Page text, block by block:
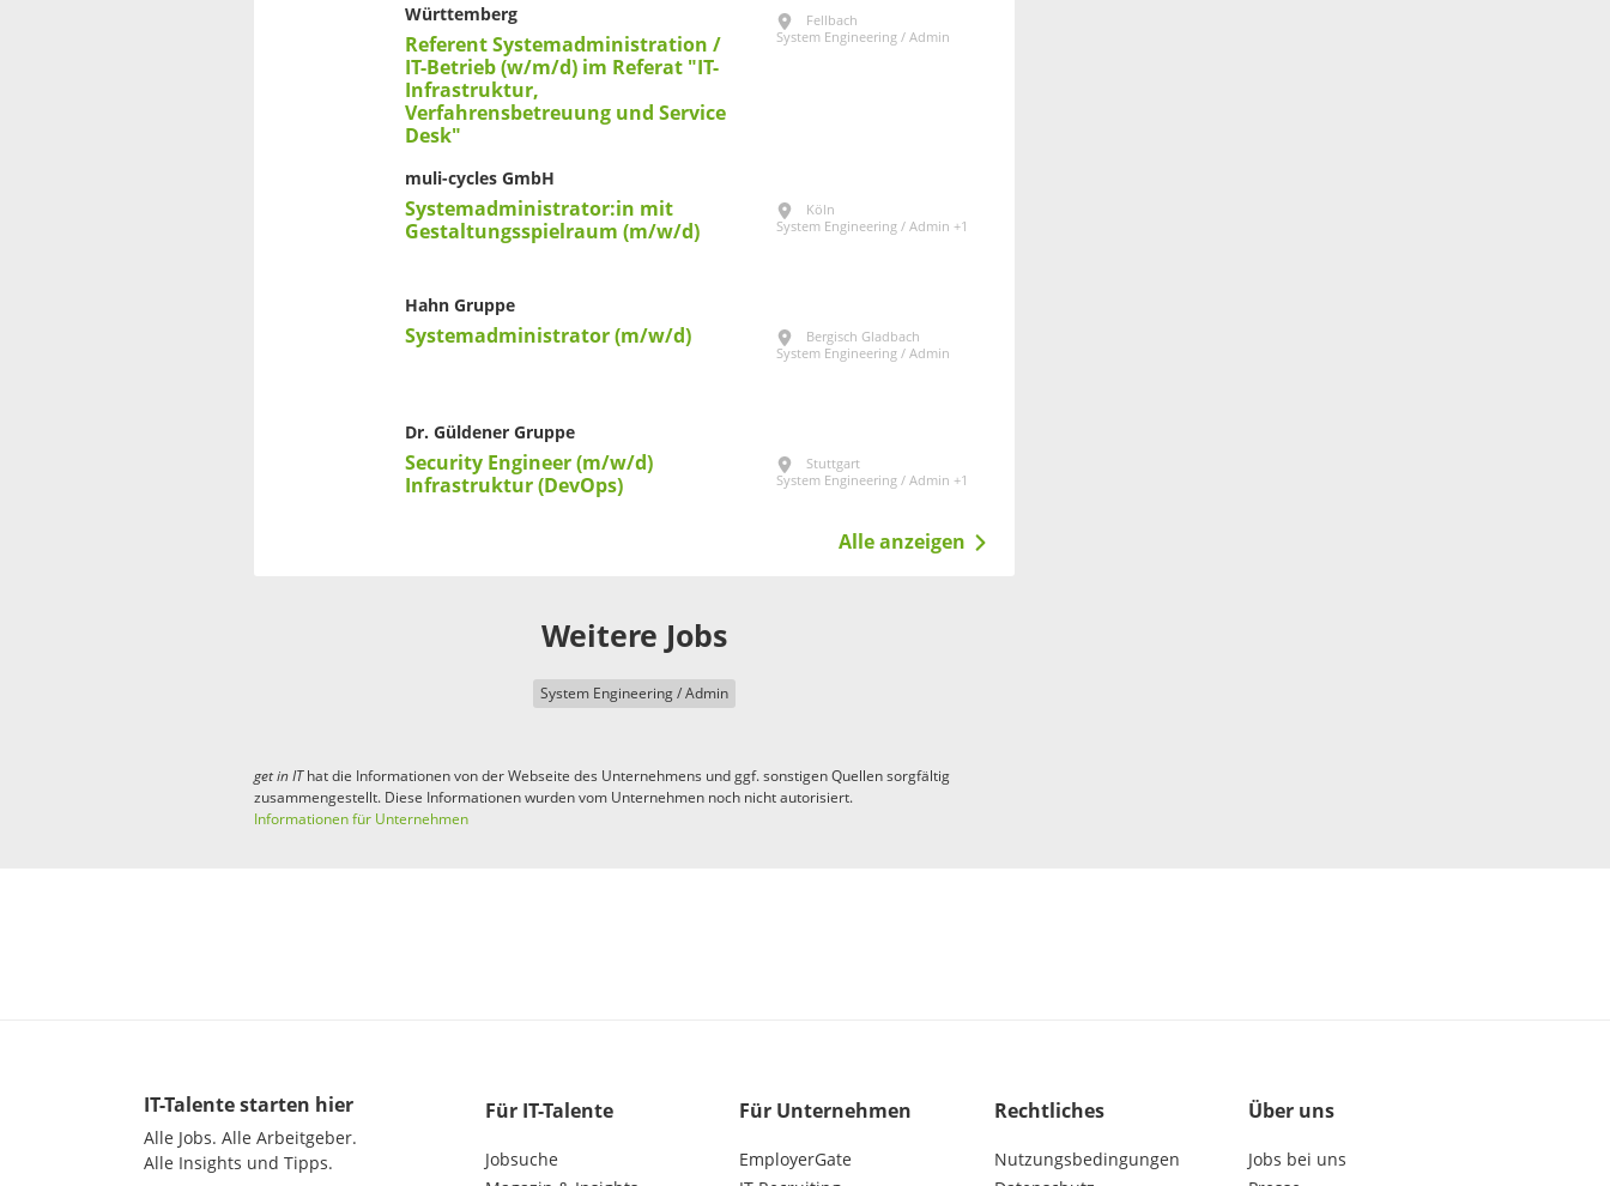
Württemberg
Referent Systemadministration /
IT-Betrieb (w/m/d) im Referat "IT-
Infrastruktur,
Verfahrensbetreuung und Service
Desk"
Fellbach
System Engineering / Admin
muli-cycles GmbH
Systemadministrator:in mit
Gestaltungsspielraum (m/w/d)
Köln
System Engineering / Admin +1
Hahn Gruppe
Systemadministrator (m/w/d)
Bergisch Gladbach
System Engineering / Admin
Dr. Güldener Gruppe
Security Engineer (m/w/d)
Infrastruktur (DevOps)
Stuttgart
System Engineering / Admin +1
Alle anzeigen
Weitere Jobs
System Engineering / Admin
get in IThat die Informationen von der Webseite des Unternehmens und ggf. sonstigen Quellen sorgfältig
zusammengestellt. Diese Informationen wurden vom Unternehmen noch nicht autorisiert.
Informationen für Unternehmen
IT-Talente starten hier
Alle Jobs. Alle Arbeitgeber.
Alle Insights und Tipps.
Für IT-Talente
Jobsuche
Für Unternehmen
EmployerGate
Rechtliches
Nutzungsbedingungen
Über uns
Jobs bei uns